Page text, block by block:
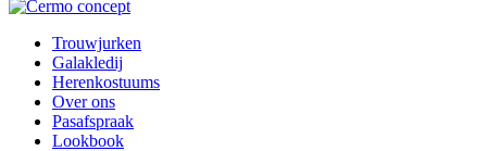
Trouwjurken
Galakledij
Herenkostuums
Over ons
Pasafspraak
Lookbook